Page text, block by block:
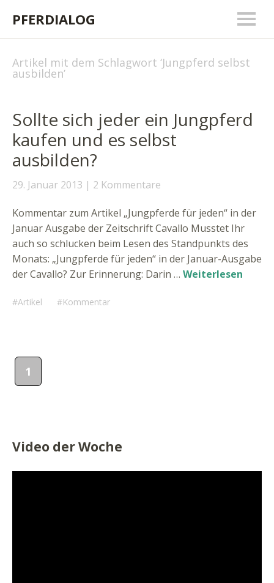
PFERDIALOG
Artikel mit dem Schlagwort ‘Jungpferd selbst
ausbilden’
Sollte sich jeder ein Jungpferd
kaufen und es selbst
ausbilden?
29. Januar 2013 2 Kommentare
Kommentar zum Artikel „Jungpferde für jeden“ in der
Januar Ausgabe der Zeitschrift Cavallo Musstet Ihr
auch so schlucken beim Lesen des Standpunkts des
Monats: „Jungpferde für jeden“ in der Januar-Ausgabe
der Cavallo? Zur Erinnerung: Darin … Weiterlesen
Artikel Kommentar
1
Video der Woche